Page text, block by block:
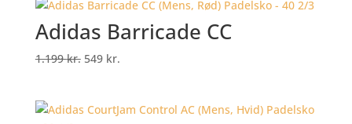
895 kr..575 kr..
Adidas Barricade CC
1.199kr. Original
1.199 kr..
549 kr.Current
549 kr..